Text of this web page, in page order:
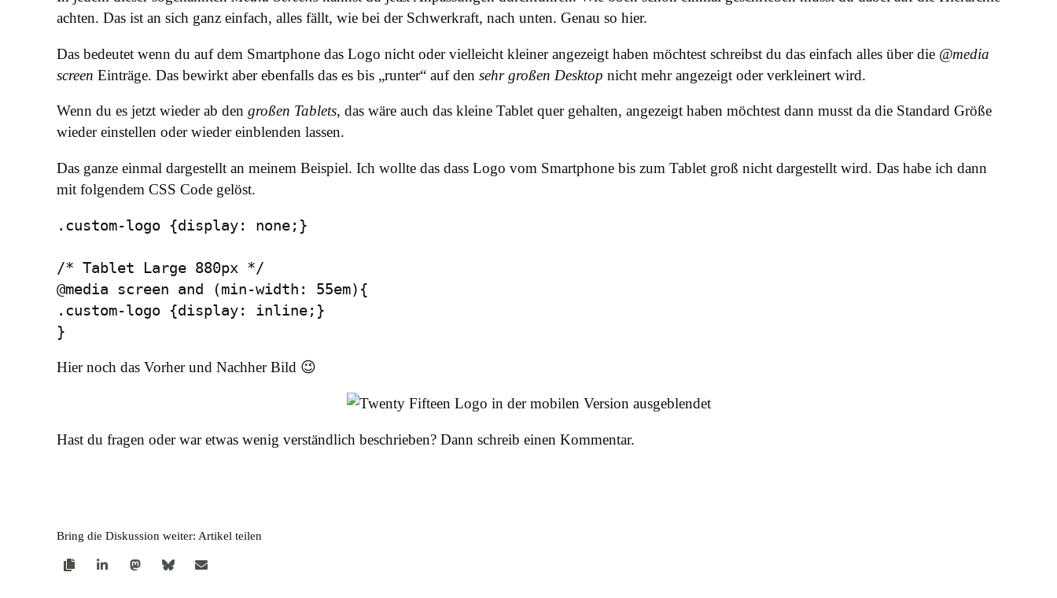
achten. Das ist an sich ganz einfach, alles fällt, wie bei der Schwerkraft, nach unten. Genau so hier.
Das bedeutet wenn du auf dem Smartphone das Logo nicht oder vielleicht kleiner angezeigt haben möchtest schreibst du das einfach alles über die @media
screen Einträge. Das bewirkt aber ebenfalls das es bis „runter“ auf den sehr großen Desktop nicht mehr angezeigt oder verkleinert wird.
Wenn du es jetzt wieder ab den großen Tablets, das wäre auch das kleine Tablet quer gehalten, angezeigt haben möchtest dann musst da die Standard Größe
wieder einstellen oder wieder einblenden lassen.
Das ganze einmal dargestellt an meinem Beispiel. Ich wollte das dass Logo vom Smartphone bis zum Tablet groß nicht dargestellt wird. Das habe ich dann
mit folgendem CSS Code gelöst.
.custom-logo {display: none;}
/* Tablet Large 880px */
@media screen and (min-width: 55em){
.custom-logo {display: inline;}
Hier noch das Vorher und Nachher Bild 😉
Hast du fragen oder war etwas wenig verständlich beschrieben? Dann schreib einen Kommentar.
Bring die Diskussion weiter: Artikel teilen